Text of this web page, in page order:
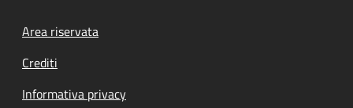
Footer menu
Area riservata
Crediti
Informativa privacy